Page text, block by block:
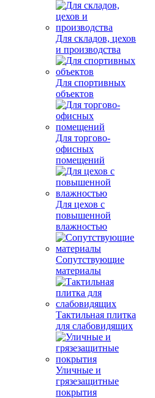
Для складов, цехов
и производства
Для спортивных
объектов
Для торгово-
офисных
помещений
Для цехов с
повышенной
влажностью
Сопутствующие
материалы
Тактильная плитка
для слабовидящих
Уличные и
грязезащитные
покрытия